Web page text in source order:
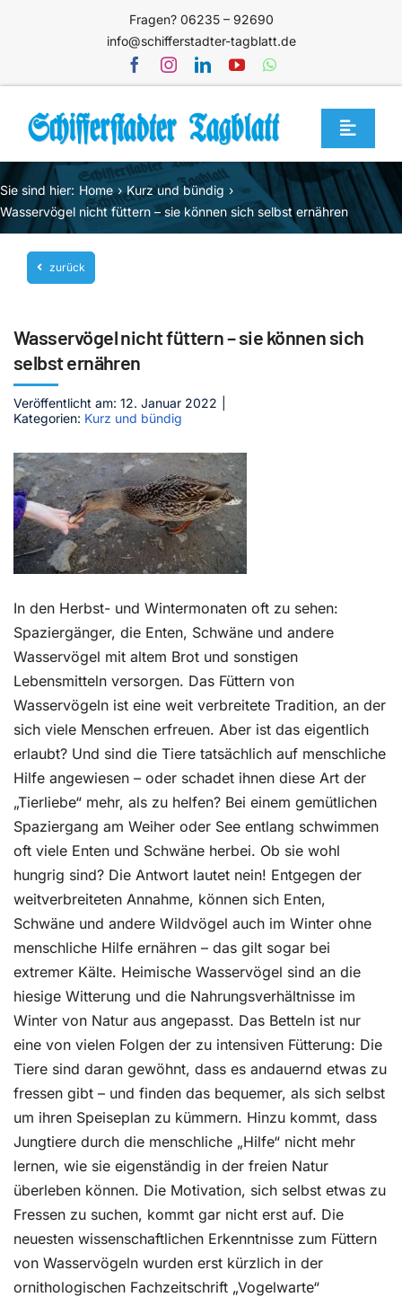
Fragen? 06235 – 92690
info@schifferstadter-tagblatt.de
Toggle
Home
Themen
Blog
Unternehmen
Mediathek
Jetzt abonnieren
Sie sind hier: Home
Kurz und bündig
Wasservögel nicht füttern – sie können sich selbst ernähren
zurück
Wasservögel nicht füttern – sie können sich
selbst ernähren
Veröffentlicht am: 12. Januar 2022
Kategorien: Kurz und bündig
In den Herbst- und Wintermonaten oft zu sehen:
Spaziergänger, die Enten, Schwäne und andere
Wasservögel mit altem Brot und sonstigen
Lebensmitteln versorgen. Das Füttern von
Wasservögeln ist eine weit verbreitete Tradition, an der
sich viele Menschen erfreuen. Aber ist das eigentlich
erlaubt? Und sind die Tiere tatsächlich auf menschliche
Hilfe angewiesen – oder schadet ihnen diese Art der
„Tierliebe“ mehr, als zu helfen? Bei einem gemütlichen
Spaziergang am Weiher oder See entlang schwimmen
oft viele Enten und Schwäne herbei. Ob sie wohl
hungrig sind? Die Antwort lautet nein! Entgegen der
weitverbreiteten Annahme, können sich Enten,
Schwäne und andere Wildvögel auch im Winter ohne
menschliche Hilfe ernähren – das gilt sogar bei
extremer Kälte. Heimische Wasservögel sind an die
hiesige Witterung und die Nahrungsverhältnisse im
Winter von Natur aus angepasst. Das Betteln ist nur
eine von vielen Folgen der zu intensiven Fütterung: Die
Tiere sind daran gewöhnt, dass es andauernd etwas zu
fressen gibt – und finden das bequemer, als sich selbst
um ihren Speiseplan zu kümmern. Hinzu kommt, dass
Jungtiere durch die menschliche „Hilfe“ nicht mehr
lernen, wie sie eigenständig in der freien Natur
überleben können. Die Motivation, sich selbst etwas zu
Fressen zu suchen, kommt gar nicht erst auf. Die
neuesten wissenschaftlichen Erkenntnisse zum Füttern
von Wasservögeln wurden erst kürzlich in der
ornithologischen Fachzeitschrift „Vogelwarte“